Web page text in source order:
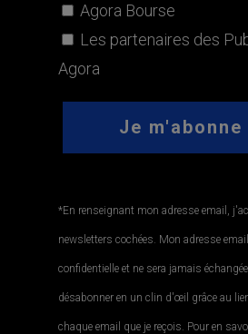
Agora Bourse
Les partenaires des
Agora
*En renseignant mon adresse email,
newsletters cochées. Mon adresse
confidentielle et ne sera jamais
désabonner en un clin d'œil grâce au
chaque email que je reçois. Pour en